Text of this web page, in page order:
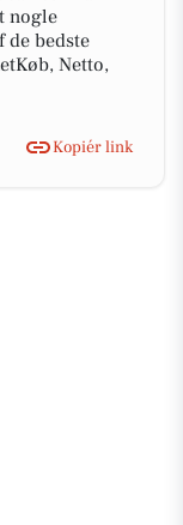
nogle
de bedste
Netto,
Kopiér link